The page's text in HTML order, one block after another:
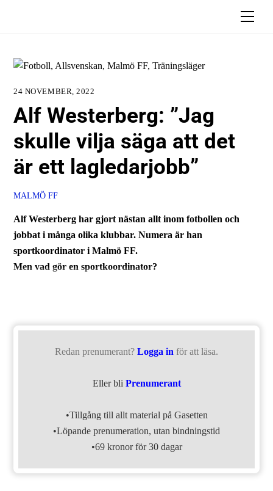
24 NOVEMBER, 2022
Alf Westerberg: ”Jag
skulle vilja säga att det
är ett lagledarjobb”
MALMÖ FF
Alf Westerberg har gjort nästan allt inom fotbollen och
jobbat i många olika klubbar. Numera är han
sportkoordinator i Malmö FF.
Men vad gör en sportkoordinator?
Redan prenumerant? Logga in för att läsa.
Eller bli Prenumerant
•Tillgång till allt material på Gasetten
•Löpande prenumeration, utan bindningstid
•69 kronor för 30 dagar